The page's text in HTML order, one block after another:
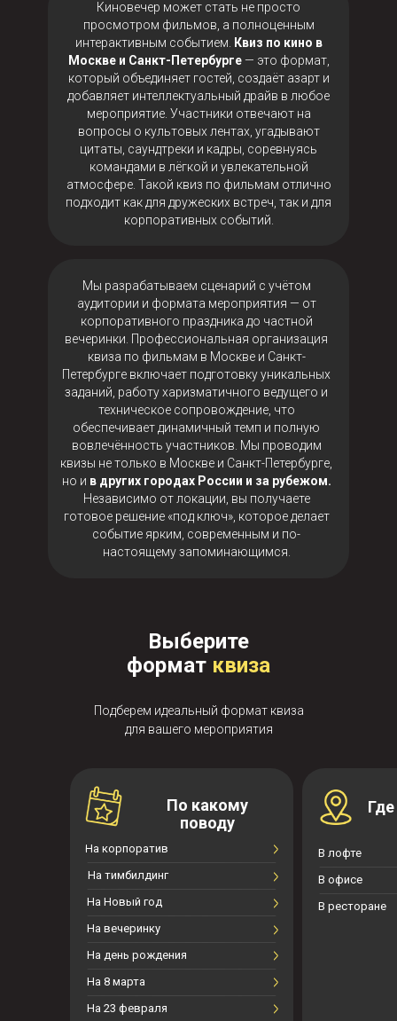
Киновечер может стать не просто
просмотром фильмов, а полноценным
интерактивным событием.
Квиз по кино в
Москве и Санкт-Петербурге — это формат,
который объединяет гостей, создаёт азарт и
добавляет интеллектуальный драйв в любое
мероприятие. Участники отвечают на
вопросы о культовых лентах, угадывают
цитаты, саундтреки и кадры, соревнуясь
командами в лёгкой и увлекательной
атмосфере. Такой квиз по фильмам отлично
подходит как для дружеских встреч, так и для
корпоративных событий.
Мы разрабатываем сценарий с учётом
аудитории и формата мероприятия — от
корпоративного праздника до частной
вечеринки. Профессиональная организация
квиза по фильмам в Москве и Санкт-
Петербурге включает подготовку уникальных
заданий, работу харизматичного ведущего и
техническое сопровождение, что
обеспечивает динамичный темп и полную
вовлечённость участников. Мы проводим
квизы не только в Москве и Санкт-Петербурге,
но и в других городах России и за рубежом.
Независимо от локации, вы получаете
готовое решение «под ключ», которое делает
событие ярким, современным и по-
настоящему запоминающимся.
Подберем идеальный формат квиза
для вашего мероприятия
Выберите
формат квиза
По какому
поводу
В лофте
В офисе
В ресторане
На корпоратив
На тимбилдинг
На Новый год
На вечеринку
На день рождения
На 8 марта
На 23 февраля